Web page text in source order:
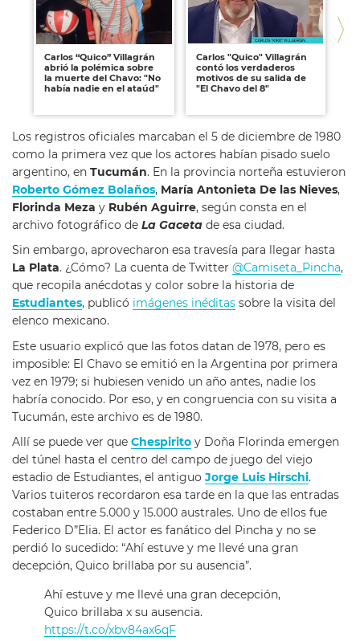
Carlos “Quico” Villagrán
abrió la polémica sobre
la muerte del Chavo: "No
había nadie en el ataúd"
Carlos "Quico" Villagrán
contó los verdaderos
motivos de su salida de
"El Chavo del 8"
Los registros oficiales marcaban el 5 de diciembre de 1980
como la primera vez que los actores habían pisado suelo
argentino, en Tucumán. En la provincia norteña estuvieron
Roberto Gómez Bolaños, María Antonieta De las Nieves,
Florinda Meza y Rubén Aguirre, según consta en el
archivo fotográfico de La Gaceta de esa ciudad.
Sin embargo, aprovecharon esa travesía para llegar hasta
La Plata. ¿Cómo? La cuenta de Twitter @Camiseta_Pincha,
que recopila anécdotas y color sobre la historia de
Estudiantes, publicó imágenes inéditas sobre la visita del
elenco mexicano.
Este usuario explicó que las fotos datan de 1978, pero es
imposible: El Chavo se emitió en la Argentina por primera
vez en 1979; si hubiesen venido un año antes, nadie los
habría conocido. Por eso, y en congruencia con su visita a
Tucumán, este archivo es de 1980.
Allí se puede ver que Chespirito y Doña Florinda emergen
del túnel hasta el centro del campo de juego del viejo
estadio de Estudiantes, el antiguo Jorge Luis Hirschi.
Varios tuiteros recordaron esa tarde en la que las entradas
costaban entre 5.000 y 15.000 australes. Uno de ellos fue
Federico D”Elia. El actor es fanático del Pincha y no se
perdió lo sucedido: “Ahí estuve y me llevé una gran
decepción, Quico brillaba por su ausencia”.
Ahí estuve y me llevé una gran decepción,
Quico brillaba x su ausencia.
https://t.co/xbv84ax6qF